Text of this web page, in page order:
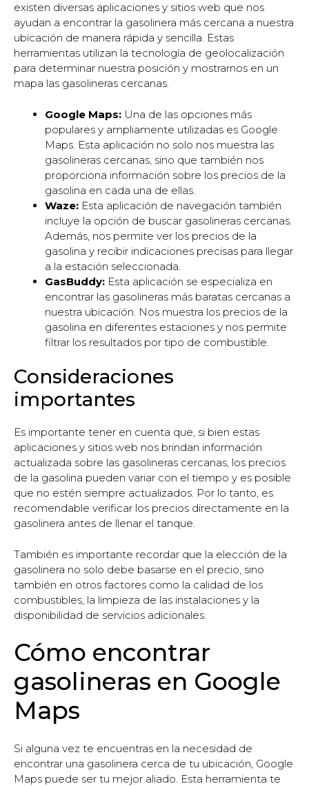
existen diversas aplicaciones y sitios web que nos
ayudan a encontrar la gasolinera más cercana a nuestra
ubicación de manera rápida y sencilla. Estas
herramientas utilizan la tecnología de geolocalización
para determinar nuestra posición y mostrarnos en un
mapa las gasolineras cercanas.
Google Maps: Una de las opciones más
populares y ampliamente utilizadas es Google
Maps. Esta aplicación no solo nos muestra las
gasolineras cercanas, sino que también nos
proporciona información sobre los precios de la
gasolina en cada una de ellas.
Waze: Esta aplicación de navegación también
incluye la opción de buscar gasolineras cercanas.
Además, nos permite ver los precios de la
gasolina y recibir indicaciones precisas para llegar
a la estación seleccionada.
GasBuddy: Esta aplicación se especializa en
encontrar las gasolineras más baratas cercanas a
nuestra ubicación. Nos muestra los precios de la
gasolina en diferentes estaciones y nos permite
filtrar los resultados por tipo de combustible.
Consideraciones
importantes
Es importante tener en cuenta que, si bien estas
aplicaciones y sitios web nos brindan información
actualizada sobre las gasolineras cercanas, los precios
de la gasolina pueden variar con el tiempo y es posible
que no estén siempre actualizados. Por lo tanto, es
recomendable verificar los precios directamente en la
gasolinera antes de llenar el tanque.
También es importante recordar que la elección de la
gasolinera no solo debe basarse en el precio, sino
también en otros factores como la calidad de los
combustibles, la limpieza de las instalaciones y la
disponibilidad de servicios adicionales.
Cómo encontrar
gasolineras en Google
Maps
Si alguna vez te encuentras en la necesidad de
encontrar una gasolinera cerca de tu ubicación, Google
Maps puede ser tu mejor aliado. Esta herramienta te